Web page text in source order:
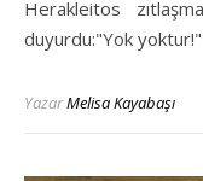
Herakleitos
duyurdu:"Yok yoktur!"
YazarMelisa Kayabaşı